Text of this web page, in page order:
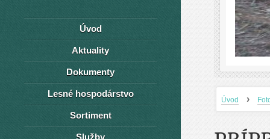
Úvod ›
Úvod
Aktuality
Dokumenty
Lesné hospodárstvo
Sortiment
Služby